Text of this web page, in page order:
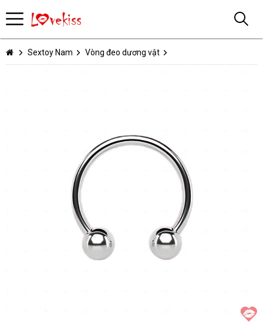
Sextoy Nam Vòng đeo dương vật